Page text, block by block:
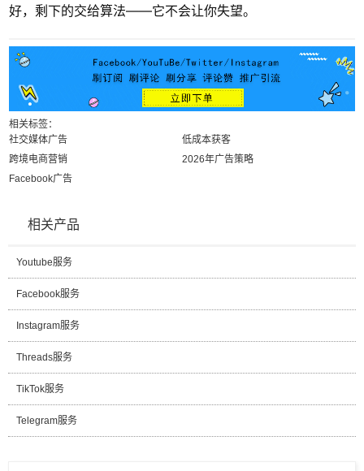
好，剩下的交给算法——它不会让你失望。
相关标签：
社交媒体广告
低成本获客
跨境电商营销
2026年广告策略
Facebook广告
相关产品
Youtube服务
Facebook服务
Instagram服务
Threads服务
TikTok服务
Telegram服务